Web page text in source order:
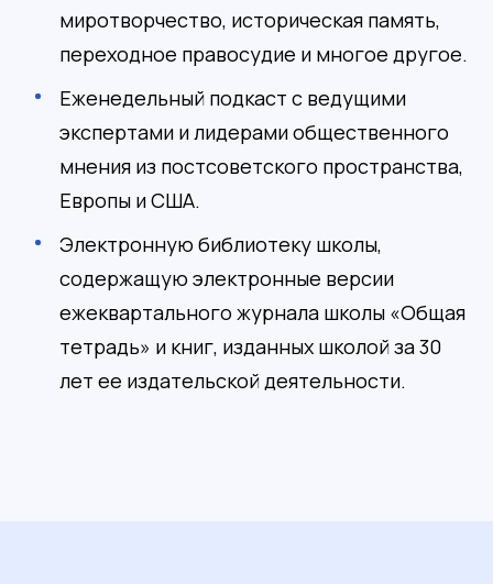
миротворчество, историческая память,
переходное правосудие и многое другое.
Еженедельный подкаст с ведущими
экспертами и лидерами общественного
мнения из постсоветского пространства,
Европы и США.
Электронную библиотеку школы,
содержащую электронные версии
ежеквартального журнала школы «Общая
тетрадь» и книг, изданных школой за 30
лет ее издательской деятельности.